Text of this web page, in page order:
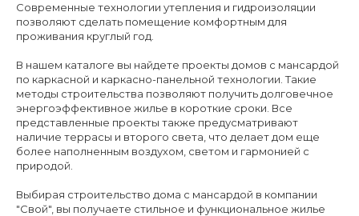
Современные технологии утепления и гидроизоляции
позволяют сделать помещение комфортным для
проживания круглый год.
В нашем каталоге вы найдете проекты домов с мансардой
по каркасной и каркасно-панельной технологии. Такие
методы строительства позволяют получить долговечное
энергоэффективное жилье в короткие сроки. Все
представленные проекты также предусматривают
наличие террасы и второго света, что делает дом еще
более наполненным воздухом, светом и гармонией с
природой.
Выбирая строительство дома с мансардой в компании
"Свой", вы получаете стильное и функциональное жилье